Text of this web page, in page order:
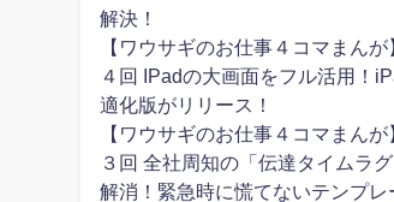
解決！
【ワウサギのお仕事４コマまんが
４回 IPadの大画面をフル活用！
適化版がリリース！
【ワウサギのお仕事４コマまんが
３回 全社周知の「伝達タイムラ
解消！緊急時に慌てないテンプレ